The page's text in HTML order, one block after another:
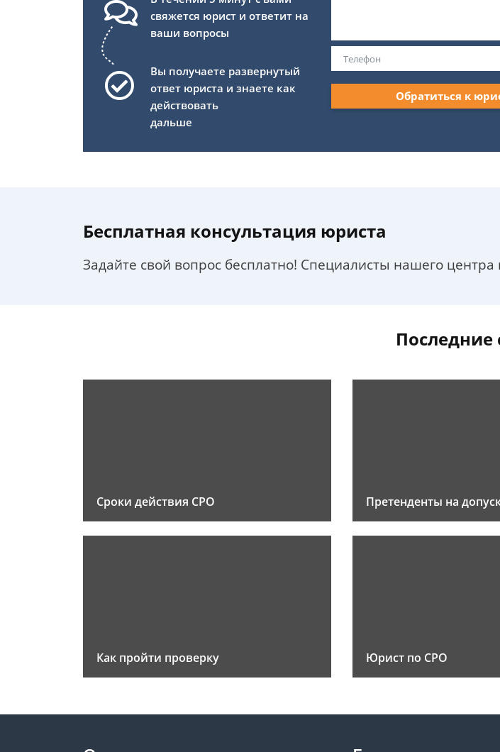
свяжется юрист и ответит на
ваши вопросы
Вы получаете развернутый
ответ юриста и знаете как
действовать
дальше
Обратиться к
Бесплатная консультация юриста
Задайте свой вопрос бесплатно! Специалисты нашего центра
Последние
Сроки действия СРО Претенденты на
Как пройти проверку Юрист по СРО